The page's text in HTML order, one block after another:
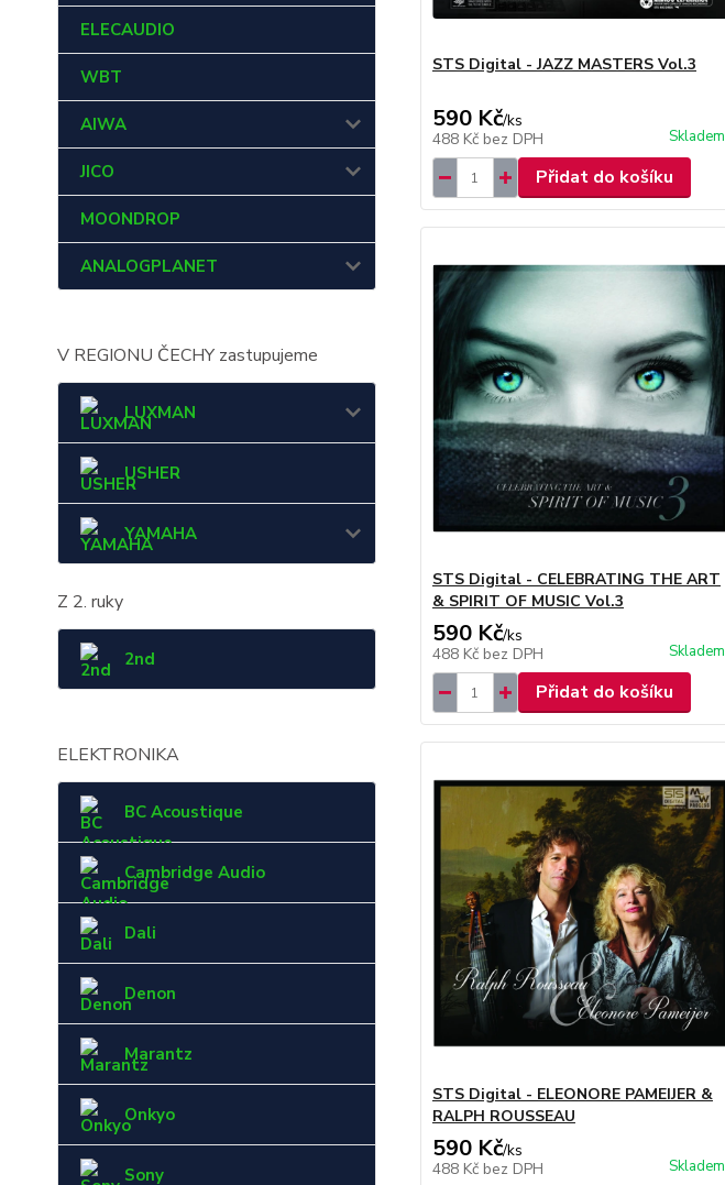
ELECAUDIO
WBT
AIWA
JICO
MOONDROP
ANALOGPLANET
V REGIONU ČECHY zastupujeme
LUXMAN
USHER
YAMAHA
Z 2. ruky
2nd
ELEKTRONIKA
BC Acoustique
Cambridge Audio
Dali
Denon
Marantz
Onkyo
Sony
STS Digital - JAZZ MASTERS Vol.3
590 Kč/ks
488 Kč bez DPH Skladem
Přidat do košíku
STS Digital - CELEBRATING THE ART
& SPIRIT OF MUSIC Vol.3
590 Kč/ks
488 Kč bez DPH Skladem
Přidat do košíku
STS Digital - ELEONORE PAMEIJER &
RALPH ROUSSEAU
590 Kč/ks
488 Kč bez DPH Skladem